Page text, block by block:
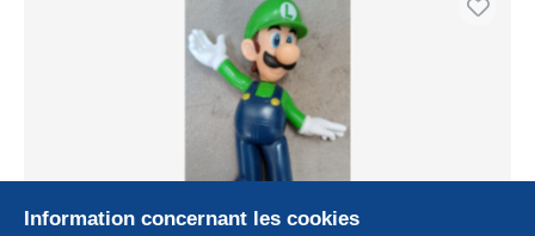
Information concernant les cookies